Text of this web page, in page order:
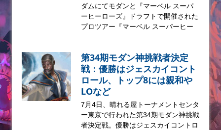
ダムにてモダンと『マーベル スーパ
ーヒーローズ』ドラフトで開催された
プロツアー『マーベル スーパーヒー
第34期モダン神挑戦者決定
戦：優勝はジェスカイコント
ロール、トップ8には親和や
LOなど
7月4日、晴れる屋トーナメントセンタ
ー東京で行われた第34期モダン神挑戦
者決定戦。優勝はジェスカイコントロ